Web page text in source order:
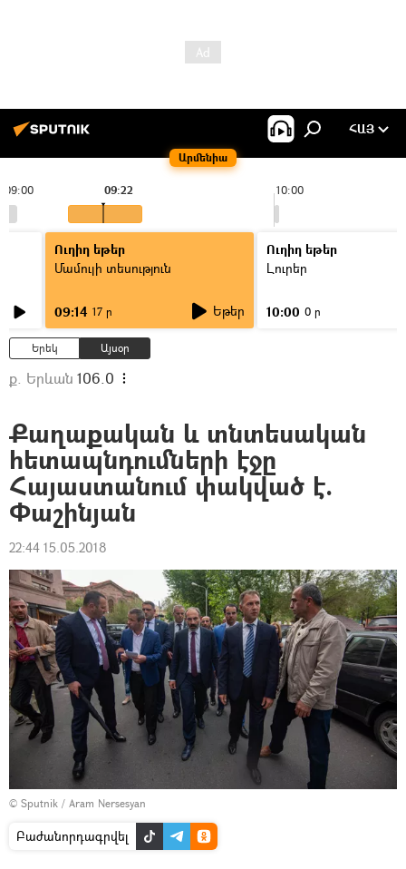
Արմենիա
ՀԱՅ
09:00 10:00
09:22
Ուղիղ եթեր
Մամուլի տեսություն
09:14 17 ր Եթեր
Ուղիղ եթեր
Լուրեր
10:00 0 ր
Երեկ Այսօր
ք. Երևան 106.0
Քաղաքական և տնտեսական
հետապնդումների էջը
Հայաստանում փակված է.
Փաշինյան
22:44 15.05.2018
© Sputnik / Aram Nersesyan
Բաժանորդագրվել